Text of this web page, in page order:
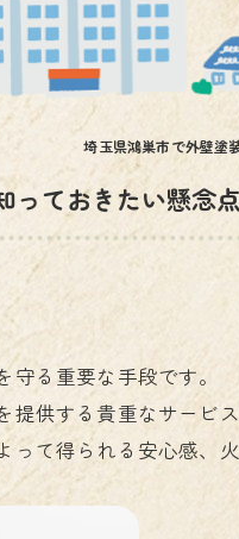
その他
埼玉県鴻巣市で外壁塗
っておきたい懸念
る重要な手段です。
供する貴重なサービ
て得られる安心感、